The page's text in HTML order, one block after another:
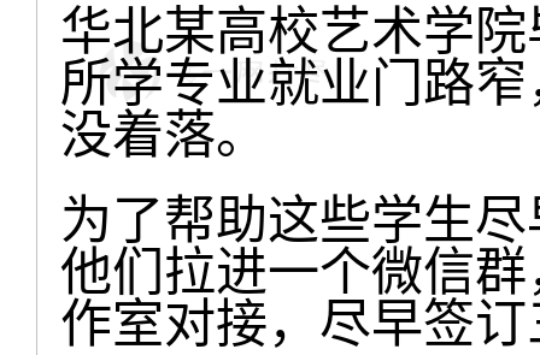
华北某高校艺术学
所学专业就业门路
没着落。
为了帮助这些学生
他们拉进一个微信
作室对接，尽早签